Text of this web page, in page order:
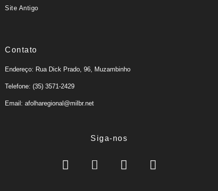
Site Antigo
Contato
Endereço: Rua Dick Prado, 96, Muzambinho
Telefone: (35) 3571-2429
Email: afolharegional@milbr.net
Siga-nos